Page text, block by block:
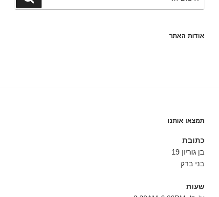
אודות האתר
תמצאו אותנו
כתובת
בן גוריון 19
בני ברק
שעות